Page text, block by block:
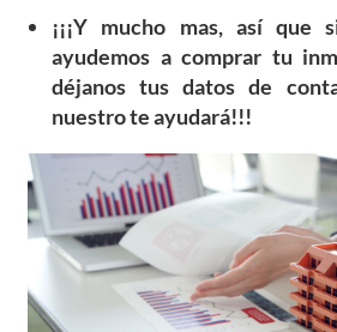
¡¡¡Y mucho mas, así que
ayudemos a comprar tu
déjanos tus datos de
nuestro te ayudará!!!